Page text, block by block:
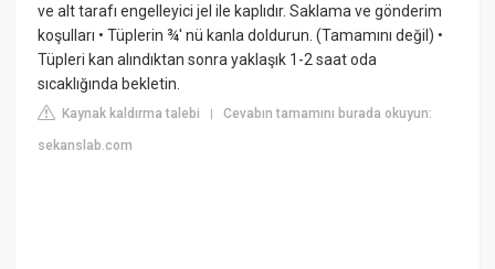
ve alt tarafı engelleyici jel ile kaplıdır. Saklama ve gönderim
koşulları • Tüplerin ¾' nü kanla doldurun. (Tamamını değil) •
Tüpleri kan alındıktan sonra yaklaşık 1-2 saat oda
sıcaklığında bekletin.
Kaynak kaldırma talebi |Cevabın tamamını burada okuyun:
sekanslab.com